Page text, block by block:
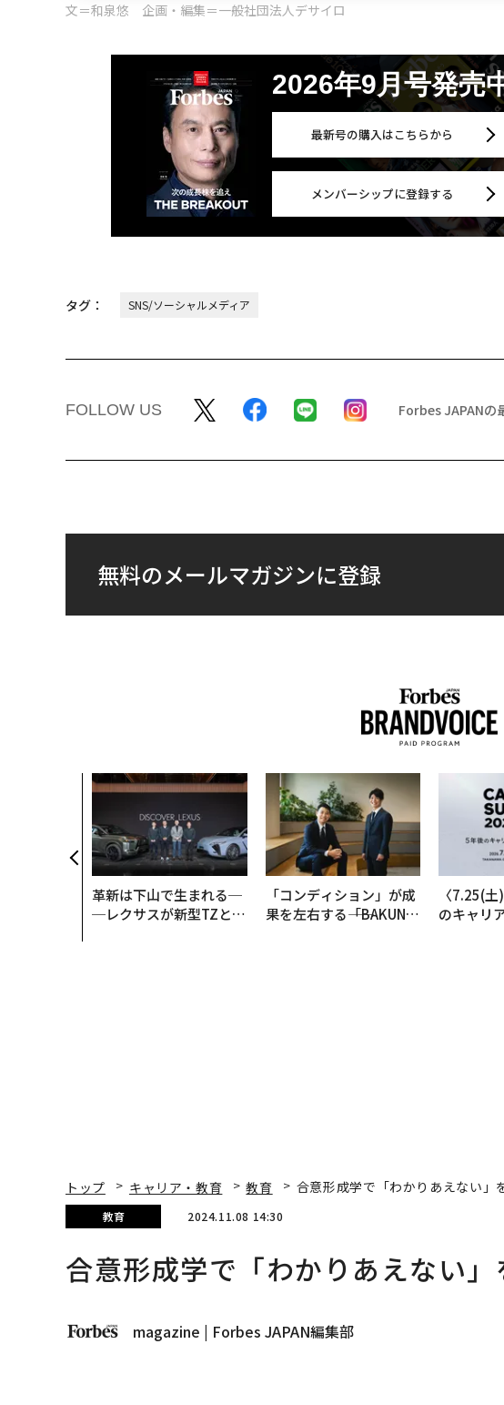
文＝和泉悠 企画・編集＝一般社団法人デサイロ
2026年9月号発売
最新号の購入はこちらから
メンバーシップに登録する
タグ： SNS/ソーシャルメディア
FOLLOW US Forbes JAPANの
無料のメールマガジンに登録
革新は下山で生まれる─
─レクサスが新型TZとE
「コンディション」が成
果を左右する――「BAKUN
〈7.25(
のキャリ
トップ キャリア・教育 教育 合意形成学で「わかりあえない」
教育 2024.11.08 14:30
合意形成学で「わかりあえない
magazine | Forbes JAPAN編集部